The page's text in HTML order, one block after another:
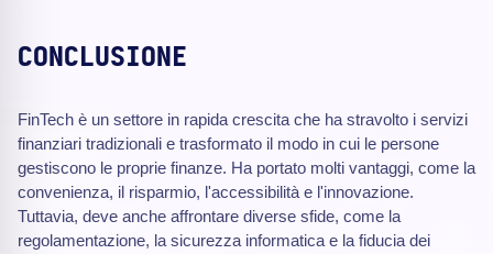
CONCLUSIONE
FinTech è un settore in rapida crescita che ha stravolto i servizi
finanziari tradizionali e trasformato il modo in cui le persone
gestiscono le proprie finanze. Ha portato molti vantaggi, come la
convenienza, il risparmio, l'accessibilità e l'innovazione.
Tuttavia, deve anche affrontare diverse sfide, come la
regolamentazione, la sicurezza informatica e la fiducia dei